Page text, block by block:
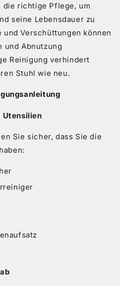
richtige Pflege, um
seine Lebensdauer zu
und Verschüttungen können
und Abnutzung
Reinigung verhindert
Stuhl wie neu.
Utensilien
Sie sicher, dass Sie die